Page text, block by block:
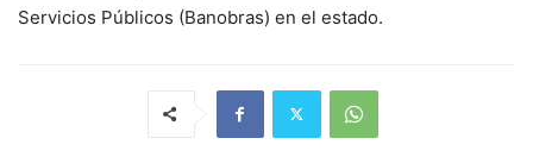
Servicios Públicos (Banobras) en el estado.